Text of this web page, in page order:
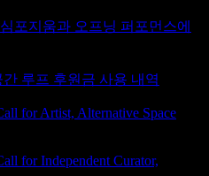
포지움과 오프닝 퍼포먼스에
루프 후원금 사용 내역
for Artist, Alternative Space
for Independent Curator,